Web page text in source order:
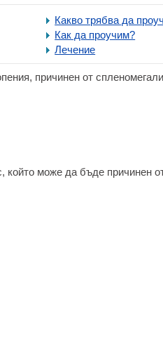
Какво трябва да
Как да проучим?
Лечение
причинен от
който може да бъде причинен